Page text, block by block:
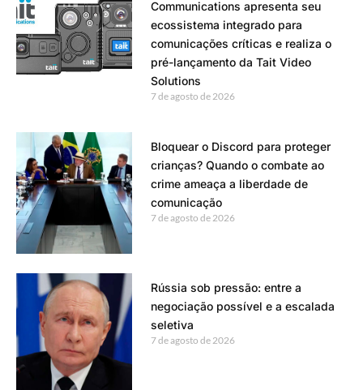
Communications apresenta seu
ecossistema integrado para
comunicações críticas e realiza o
pré-lançamento da Tait Video
Solutions
7 de agosto de 2026
Bloquear o Discord para proteger
crianças? Quando o combate ao
crime ameaça a liberdade de
comunicação
7 de agosto de 2026
Rússia sob pressão: entre a
negociação possível e a escalada
seletiva
7 de agosto de 2026